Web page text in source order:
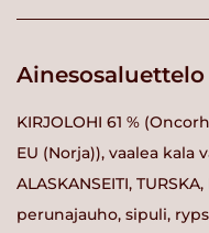
Ainesosaluettelo
KIRJOLOHI 61 %
EU (Norja)), vaalea kala
ALASKANSEITI,
perunajauho, sipuli,